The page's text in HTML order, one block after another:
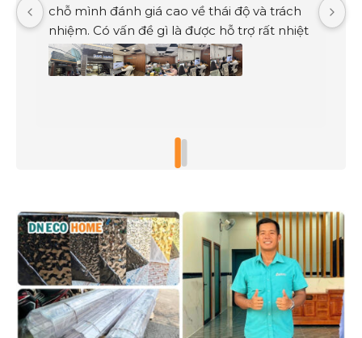
chỗ mình đánh giá cao về thái độ và trách
nhiệm. Có vấn đề gì là được hỗ trợ rất nhiệt
tình. Mình rất hài lòng